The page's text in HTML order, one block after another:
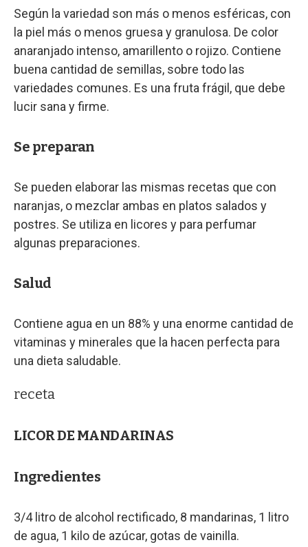
Según la variedad son más o menos esféricas, con
la piel más o menos gruesa y granulosa. De color
anaranjado intenso, amarillento o rojizo. Contiene
buena cantidad de semillas, sobre todo las
variedades comunes. Es una fruta frágil, que debe
lucir sana y firme.
Se preparan
Se pueden elaborar las mismas recetas que con
naranjas, o mezclar ambas en platos salados y
postres. Se utiliza en licores y para perfumar
algunas preparaciones.
Salud
Contiene agua en un 88% y una enorme cantidad de
vitaminas y minerales que la hacen perfecta para
una dieta saludable.
receta
LICOR DE MANDARINAS
Ingredientes
3/4 litro de alcohol rectificado, 8 mandarinas, 1 litro
de agua, 1 kilo de azúcar, gotas de vainilla.